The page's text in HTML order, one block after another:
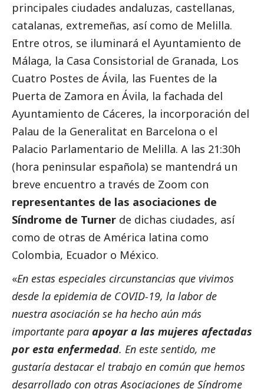
principales ciudades andaluzas, castellanas,
catalanas, extremeñas, así como de Melilla.
Entre otros, se iluminará el Ayuntamiento de
Málaga, la Casa Consistorial de Granada, Los
Cuatro Postes de Ávila, las Fuentes de la
Puerta de Zamora en Ávila, la fachada del
Ayuntamiento de Cáceres, la incorporación del
Palau de la Generalitat en Barcelona o el
Palacio Parlamentario de Melilla. A las 21:30h
(hora peninsular española) se mantendrá un
breve encuentro a través de Zoom con
representantes de las asociaciones de
Síndrome de Turner de dichas ciudades, así
como de otras de América latina como
Colombia, Ecuador o México.
«En estas especiales circunstancias que vivimos
desde la epidemia de COVID-19, la labor de
nuestra asociación se ha hecho aún más
importante para apoyar a las mujeres afectadas
por esta enfermedad. En este sentido, me
gustaría destacar el trabajo en común que hemos
desarrollado con otras Asociaciones de Síndrome